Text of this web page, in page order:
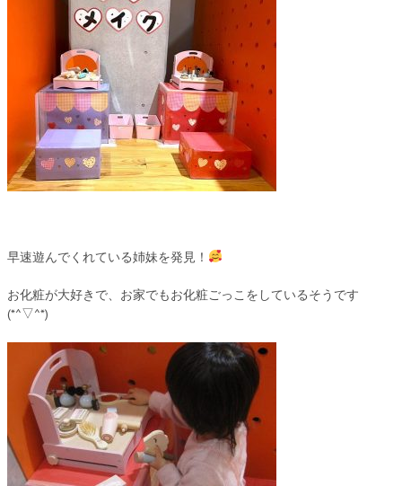
早速遊んでくれている姉妹を発見！
お化粧が大好きで、お家でもお化粧ごっこをしているそうです
(*^▽^*)